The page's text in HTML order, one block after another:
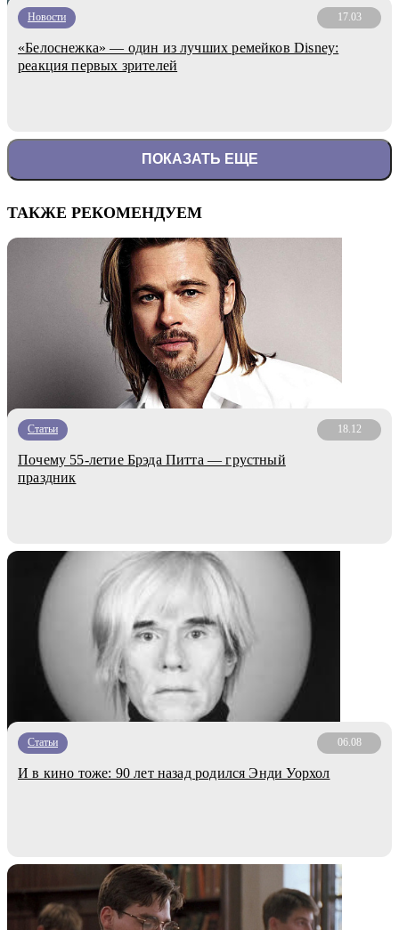
Новости 17.03
«Белоснежка» — один из лучших ремейков Disney:
реакция первых зрителей
ПОКАЗАТЬ ЕЩЕ
ТАКЖЕ РЕКОМЕНДУЕМ
Статьи 18.12
Почему 55-летие Брэда Питта — грустный
праздник
Статьи 06.08
И в кино тоже: 90 лет назад родился Энди Уорхол